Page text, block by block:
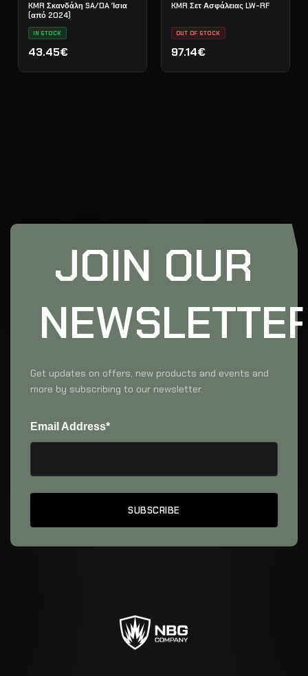
KMR Σκανδάλη SA/DA Ίσια
(από 2024)
IN STOCK
43.45€
KMR Σετ Ασφάλειας LW-RF
OUT OF STOCK
97.14€
JOIN OUR
Get updates on offers, new products and events and
more by subscribing to our newsletter.
Email Address*